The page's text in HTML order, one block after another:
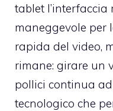
tablet
maneggevole per
rapida del video,
rimane: girare un
pollici continua
tecnologico che